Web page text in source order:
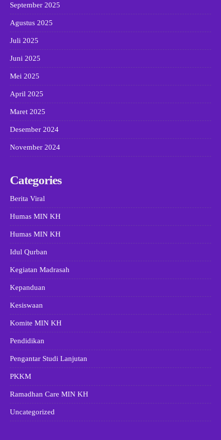
September 2025
Agustus 2025
Juli 2025
Juni 2025
Mei 2025
April 2025
Maret 2025
Desember 2024
November 2024
Categories
Berita Viral
Humas MIN KH
Humas MIN KH
Idul Qurban
Kegiatan Madrasah
Kepanduan
Kesiswaan
Komite MIN KH
Pendidikan
Pengantar Studi Lanjutan
PKKM
Ramadhan Care MIN KH
Uncategorized